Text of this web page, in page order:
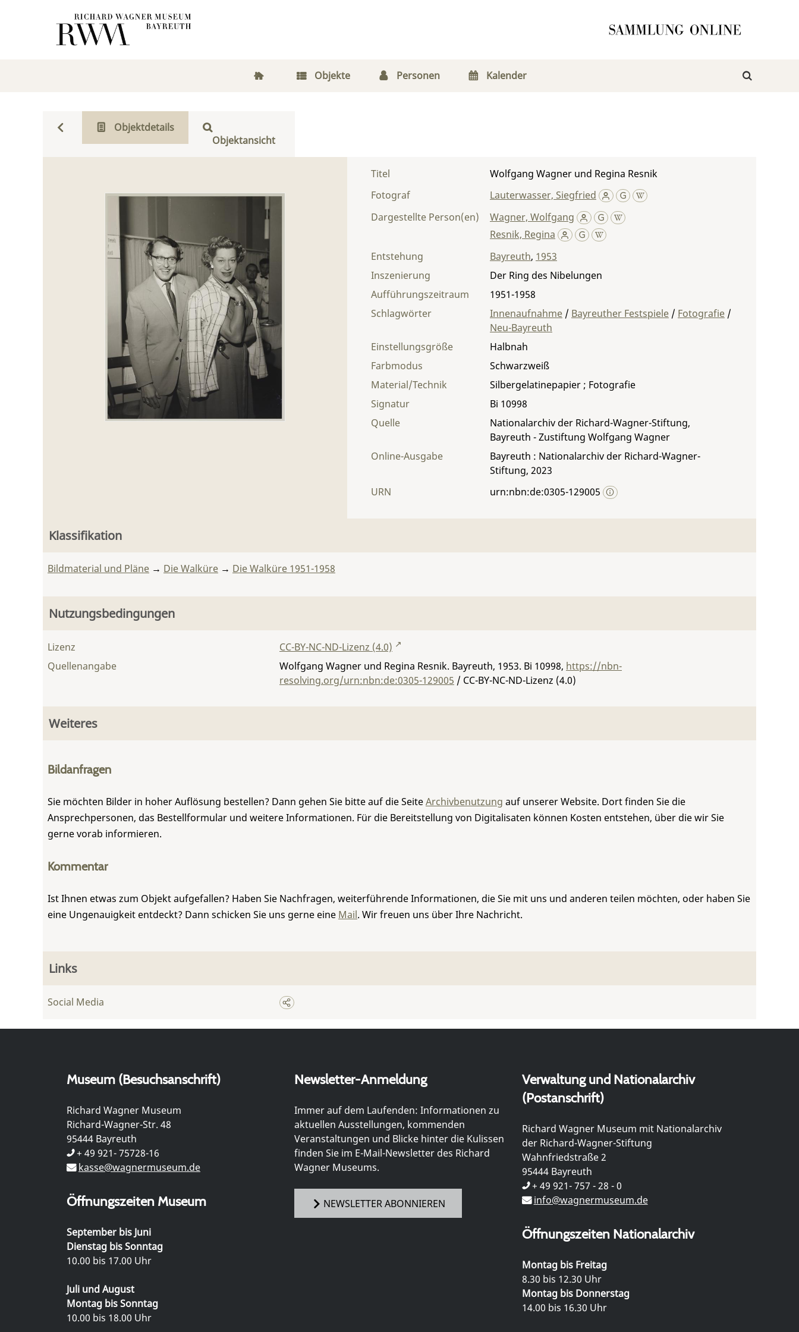
Objekte Personen Kalender
Objektdetails
Objektansicht
Titel
Wolfgang Wagner und Regina Resnik
Fotograf
Lauterwasser, Siegfried
Dargestellte Person(en)
Wagner, Wolfgang
Resnik, Regina
Entstehung
Bayreuth, 1953
Material/Technik Silbergelatinepapier ; Fotografie
Einstellungsgröße
Halbnah
Farbmodus
Schwarzweiß
Inszenierung
Der Ring des Nibelungen
Aufführungszeitraum
1951-1958
Signatur
Bi 10998
Quelle
Nationalarchiv der Richard-Wagner-Stiftung,
Bayreuth - Zustiftung Wolfgang Wagner
Schlagwörter Innenaufnahme / Bayreuther Festspiele / Fotografie /
Neu-Bayreuth
Online-Ausgabe
Bayreuth : Nationalarchiv der Richard-Wagner-
Stiftung, 2023
URN
urn:nbn:de:0305-129005
Klassifikation
Bildmaterial und Pläne → Die Walküre → Die Walküre 1951-1958
Nutzungsbedingungen
Lizenz
CC-BY-NC-ND-Lizenz (4.0)
Quellenangabe
Wolfgang Wagner und Regina Resnik. Bayreuth, 1953. Bi 10998, https://nbn-
resolving.org/urn:nbn:de:0305-129005 / CC-BY-NC-ND-Lizenz (4.0)
Weiteres
Bildanfragen
Sie möchten Bilder in hoher Auflösung bestellen? Dann gehen Sie bitte auf die SeiteArchivbenutzung auf unserer Website. Dort finden Sie die
Ansprechpersonen, das Bestellformular und weitere Informationen. Für die Bereitstellung von Digitalisaten können Kosten entstehen, über die wir Sie
gerne vorab informieren.
Kommentar
Ist Ihnen etwas zum Objekt aufgefallen? Haben Sie Nachfragen, weiterführende Informationen, die Sie mit uns und anderen teilen möchten, oder haben Sie
eine Ungenauigkeit entdeckt? Dann schicken Sie uns gerne eine Mail. Wir freuen uns über Ihre Nachricht.
Links
Social Media
Museum (Besuchsanschrift)
Richard Wagner Museum
Richard-Wagner-Str. 48
95444 Bayreuth
+ 49 921- 75728-16
kasse@wagnermuseum.de
Öffnungszeiten Museum
September bis Juni
Dienstag bis Sonntag
10.00 bis 17.00 Uhr
Juli und August
Montag bis Sonntag
10.00 bis 18.00 Uhr
Newsletter-Anmeldung
Immer auf dem Laufenden: Informationen zu
aktuellen Ausstellungen, kommenden
Veranstaltungen und Blicke hinter die Kulissen
finden Sie im E-Mail-Newsletter des Richard
Wagner Museums.
NEWSLETTER ABONNIEREN
Verwaltung und Nationalarchiv
(Postanschrift)
Richard Wagner Museum mit Nationalarchiv
der Richard-Wagner-Stiftung
Wahnfriedstraße 2
95444 Bayreuth
+ 49 921- 757 - 28 - 0
info@wagnermuseum.de
Öffnungszeiten Nationalarchiv
Montag bis Freitag
8.30 bis 12.30 Uhr
Montag bis Donnerstag
14.00 bis 16.30 Uhr